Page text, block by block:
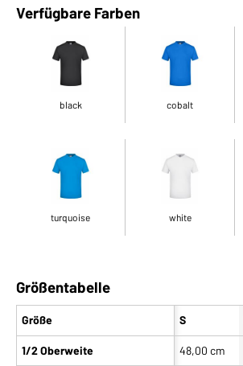
Verfügbare Farben
black cobalt
turquoise white
Größentabelle
Größe
1/2 Oberweite
S
48,00 cm